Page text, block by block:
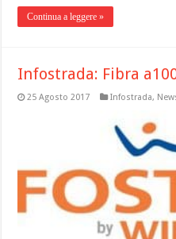
Continua a leggere »
Infostrada: Fibra
25 Agosto 2017 Infostrada,